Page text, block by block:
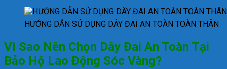
HƯỚNG DẪN SỬ DỤNG DÂY ĐAI AN TOÀN TOÀN THÂN
Vì Sao Nên Chọn Dây Đai An Toàn Tại
Bảo Hộ Lao Động Sóc Vàng?